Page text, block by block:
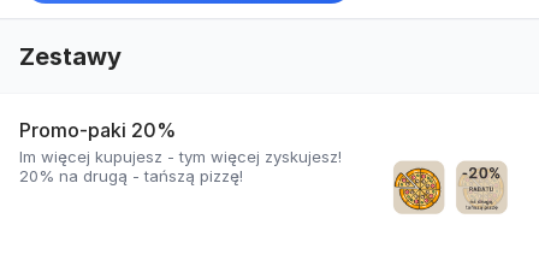
Zestawy
Promo-paki 20%
Im więcej kupujesz - tym więcej zyskujesz!
20% na drugą - tańszą pizzę!